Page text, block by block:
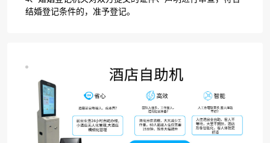
结婚登记条件的，准予登记。